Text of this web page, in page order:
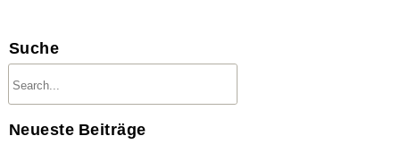
Schulprofil
Schulleitung
Kollegium
Schulleben
Bildungsangebote
Abschlüsse
Beratungsangebote
Suche
Neueste Beiträge